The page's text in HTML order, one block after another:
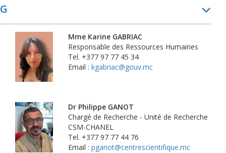
G
Mme Karine GABRIAC
Responsable des Ressources Humaines
Tel. +377 97 77 45 34
Email : kgabriac@gouv.mc
Dr Philippe GANOT
Chargé de Recherche - Unité de Recherche
CSM-CHANEL
Tel. +377 97 77 44 76
Email : pganot@centrescientifique.mc